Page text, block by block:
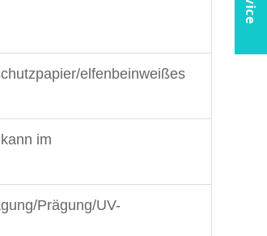
elfenbeinweißes
im
Prägung/UV-